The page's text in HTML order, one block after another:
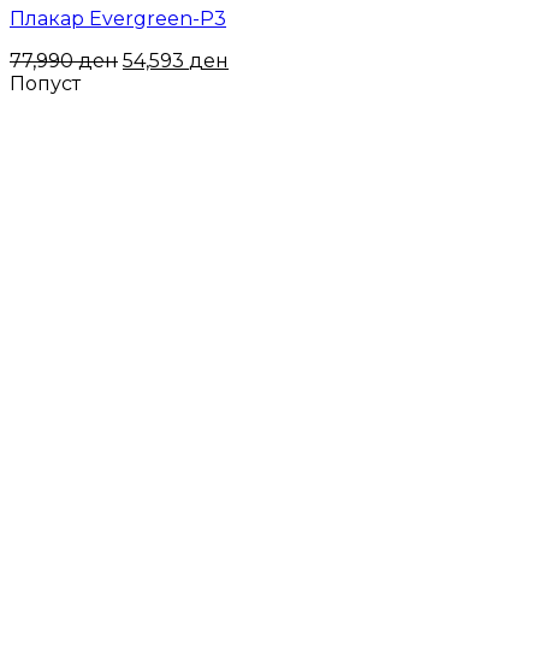
Плакар Evergreen-P3
77,990ден 54,593 ден
Попуст